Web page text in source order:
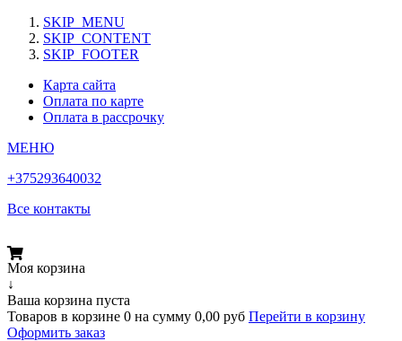
SKIP_MENU
SKIP_CONTENT
SKIP_FOOTER
Карта сайта
Оплата по карте
Оплата в рассрочку
МЕНЮ
+375293640032
Все контакты
Моя корзина
↓
Ваша корзина пуста
Товаров в корзине 0 на сумму 0,00 руб Перейти в корзину
Оформить заказ